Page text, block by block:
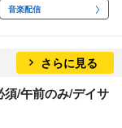
音楽配信
さらに見る
須/午前のみ/デイサ